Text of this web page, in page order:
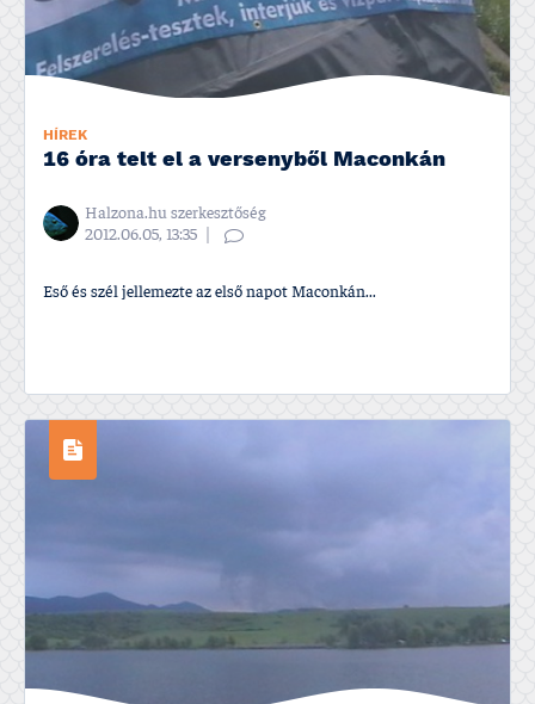
HÍREK
16 óra telt el a versenyből Maconkán
Halzona.hu szerkesztőség
2012.06.05, 13:35
Eső és szél jellemezte az első napot Maconkán...